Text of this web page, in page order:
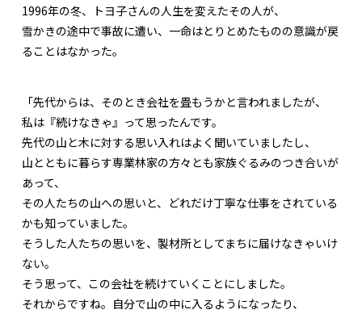
1996年の冬、トヨ子さんの人生を変えたその人が、
雪かきの途中で事故に遭い、一命はとりとめたものの意識が戻
ることはなかった。
「先代からは、そのとき会社を畳もうかと言われましたが、
私は『続けなきゃ』って思ったんです。
先代の山と木に対する思い入れはよく聞いていましたし、
山とともに暮らす専業林家の方々とも家族ぐるみのつき合いが
あって、
その人たちの山への思いと、どれだけ丁寧な仕事をされている
かも知っていました。
そうした人たちの思いを、製材所としてまちに届けなきゃいけ
ない。
そう思って、この会社を続けていくことにしました。
それからですね。自分で山の中に入るようになったり、